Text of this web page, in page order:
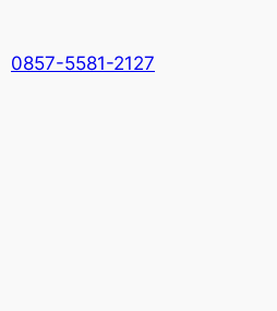
0857-5581-2127